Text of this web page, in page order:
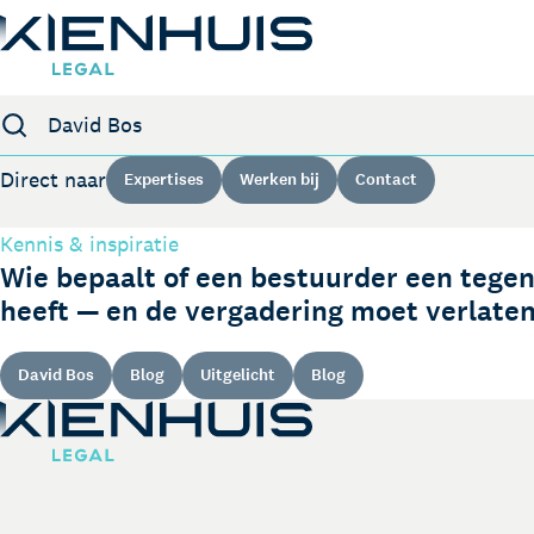
Expertises
Mensen
Kennis
Werken bij
Contact
Zoeken
Direct naar Expertises Werken bij Contact
Kennis & inspiratie
Wie bepaalt of een bestuurder een
heeft — en de vergadering moet
David Bos Blog Uitgelicht Blog